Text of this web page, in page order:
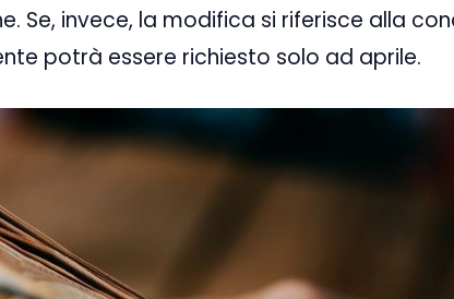
Se, invece, la modifica si riferisce alla
potrà essere richiesto solo ad aprile.